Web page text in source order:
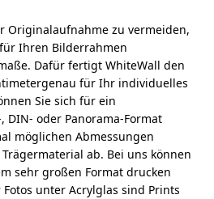
Originalaufnahme zu vermeiden,
Ihren Bilderrahmen
Dafür fertigt WhiteWall den
für Ihr individuelles
Sie sich für ein
DIN- oder Panorama-Format
möglichen Abmessungen
ab. Bei uns können
sehr großen Format drucken
unter Acrylglas sind Prints